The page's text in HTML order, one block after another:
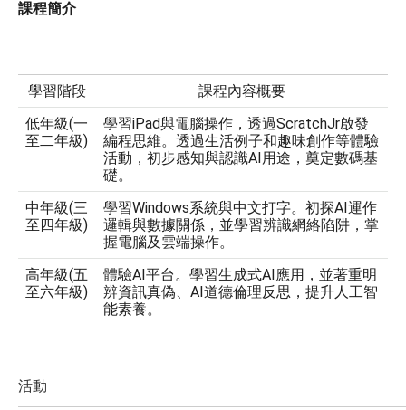
課程簡介
學習階段 課程內容概要
低年級(一
至二年級)
學習iPad與電腦操作，透過ScratchJr啟發
編程思維。 透過生活例子和趣味創作等體驗
活動，初步感知與認識AI用途，奠定數碼基
礎。
中年級(三
至四年級)
學習Windows系統與中文打字。初探AI運作
邏輯與數據關係，並學習辨識網絡陷阱，掌
握電腦及雲端操作。
高年級(五
至六年級)
體驗AI平台。學習生成式AI應用，並著重明
辨資訊真偽、AI道德倫理反思，提升人工智
能素養。
活動